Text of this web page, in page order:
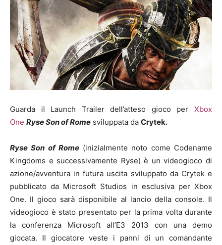
Guarda il Launch Trailer dell’atteso gioco per Xbox
One Ryse Son of Rome sviluppata da Crytek.
Ryse Son of Rome(inizialmente noto come Codename
Kingdoms e successivamente Ryse) è un videogioco di
azione/avventura in futura uscita sviluppato da Crytek e
pubblicato da Microsoft Studios in esclusiva per Xbox
One. Il gioco sarà disponibile al lancio della console. Il
videogioco è stato presentato per la prima volta durante
la conferenza Microsoft all’E3 2013 con una demo
giocata. Il giocatore veste i panni di un comandante